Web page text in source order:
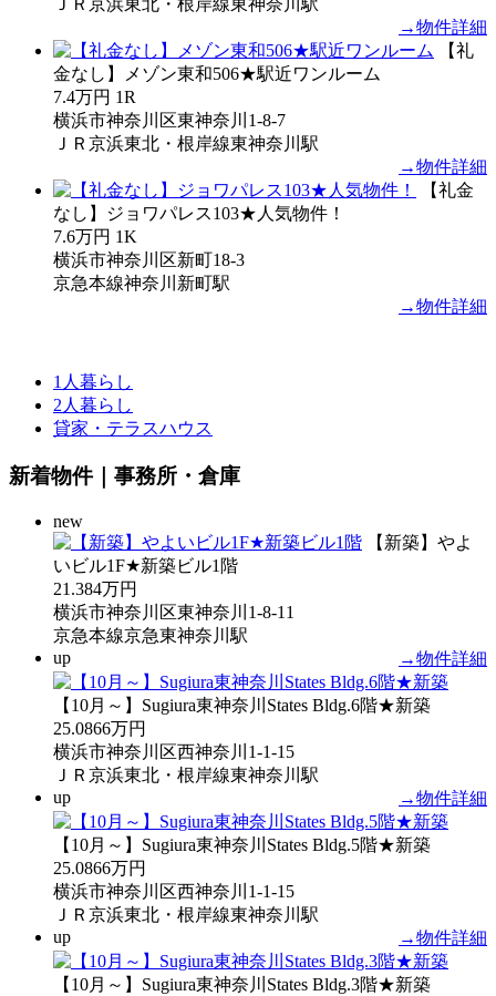
ＪＲ京浜東北・根岸線東神奈川駅
→物件詳細
【礼
金なし】メゾン東和506★駅近ワンルーム
7.4万円 1R
横浜市神奈川区東神奈川1-8-7
ＪＲ京浜東北・根岸線東神奈川駅
→物件詳細
【礼金
なし】ジョワパレス103★人気物件！
7.6万円 1K
横浜市神奈川区新町18-3
京急本線神奈川新町駅
→物件詳細
1人暮らし
2人暮らし
貸家・テラスハウス
新着物件｜事務所・倉庫
new
【新築】やよ
いビル1F★新築ビル1階
21.384万円
横浜市神奈川区東神奈川1-8-11
京急本線京急東神奈川駅
→物件詳細
up
【10月～】Sugiura東神奈川States Bldg.6階★新築
25.0866万円
横浜市神奈川区西神奈川1-1-15
ＪＲ京浜東北・根岸線東神奈川駅
→物件詳細
up
【10月～】Sugiura東神奈川States Bldg.5階★新築
25.0866万円
横浜市神奈川区西神奈川1-1-15
ＪＲ京浜東北・根岸線東神奈川駅
→物件詳細
up
【10月～】Sugiura東神奈川States Bldg.3階★新築